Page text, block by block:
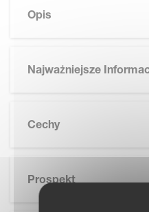
Opis
Najważniejsze
Cechy
Prospekt